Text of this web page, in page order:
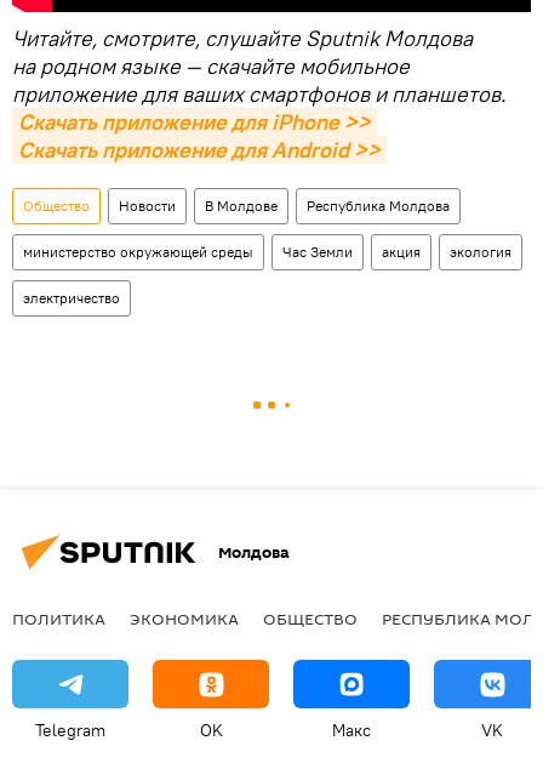
Читайте, смотрите, слушайте Sputnik Молдова
на родном языке — скачайте мобильное
приложение для ваших смартфонов и планшетов.
Скачать приложение для iPhone >>
Скачать приложение для Android >>
Общество Новости В Молдове Республика Молдова
министерство окружающей среды Час Земли акция экология
электричество
Молдова
ПОЛИТИКА ЭКОНОМИКА ОБЩЕСТВО РЕСПУБЛИКА
Telegram OK Макс VK